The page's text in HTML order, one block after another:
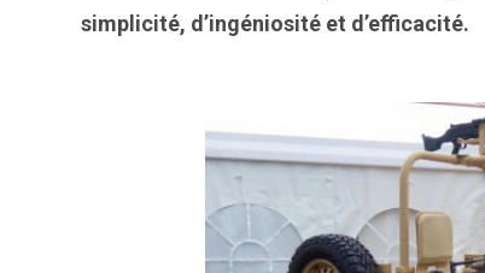
simplicité, d’ingéniosité et d’efficacité.